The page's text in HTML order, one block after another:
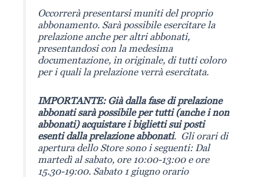
Occorrerà presentarsi muniti del proprio
abbonamento. Sarà possibile esercitare la
prelazione anche per altri abbonati,
presentandosi con la medesima
documentazione, in originale, di tutti coloro
per i quali la prelazione verrà esercitata.
IMPORTANTE: Già dalla fase di prelazione
abbonati sarà possibile per tutti (anche i non
abbonati) acquistare i biglietti sui posti
esenti dalla prelazione abbonati. Gli orari di
apertura dello Store sono i seguenti: Dal
martedì al sabato, ore 10:00-13:00 e ore
15.30-19:00. Sabato 1 giugno orario